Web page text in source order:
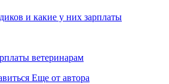
и какие у них зарплаты
ветеринарам
Еще от автора